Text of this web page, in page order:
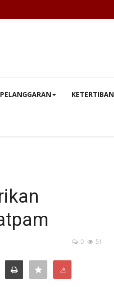
PELANGGARAN KETERTIBAN
0 51
⚠